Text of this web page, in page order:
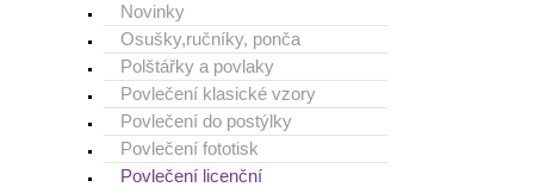
Novinky
Osušky,ručníky, ponča
Polštářky a povlaky
Povlečení klasické vzory
Povlečení do postýlky
Povlečení fototisk
Povlečení licenční